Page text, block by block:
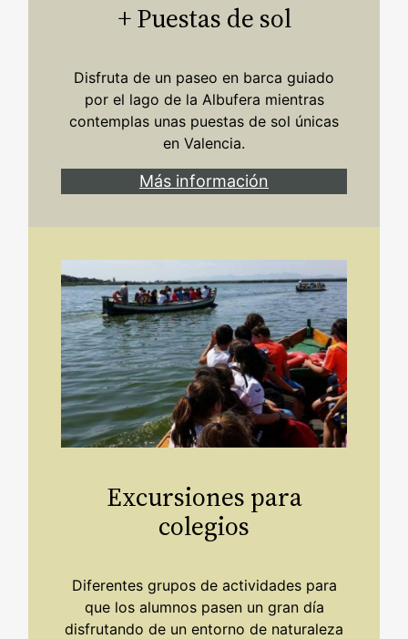
+ Puestas de sol
Disfruta de un paseo en barca guiado
por el lago de la Albufera mientras
contemplas unas puestas de sol únicas
en Valencia.
Más información
Excursiones para
colegios
Diferentes grupos de actividades para
que los alumnos pasen un gran día
disfrutando de un entorno de naturaleza